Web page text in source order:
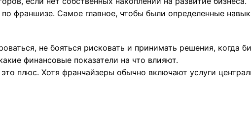
франшизе. Самое главное, чтобы были определенные
не бояться рисковать и принимать решения, когда
финансовые показатели на что влияют.
плюс. Хотя франчайзеры обычно включают услуги